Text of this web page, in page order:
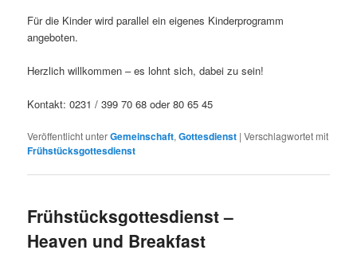
Für die Kinder wird parallel ein eigenes Kinderprogramm
angeboten.
Herzlich willkommen – es lohnt sich, dabei zu sein!
Kontakt: 0231 / 399 70 68 oder 80 65 45
Veröffentlicht unterGemeinschaft,Gottesdienst |Verschlagwortet mit
Frühstücksgottesdienst
Frühstücksgottesdienst –
Heaven und Breakfast